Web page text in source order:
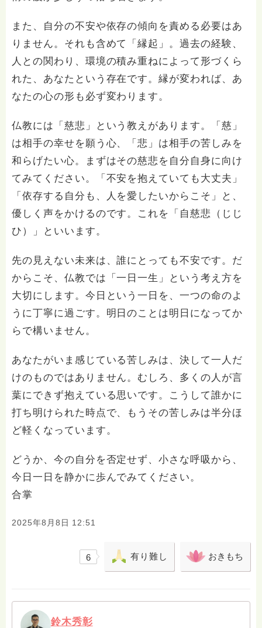
また、自分の不安や依存の傾向を責める必要はあ
りません。それも含めて「縁起」。過去の経験、
人との関わり、環境の積み重ねによって形づくら
れた、あなたという存在です。縁が変われば、あ
なたの心の形も必ず変わります。
仏教には「慈悲」という教えがあります。「慈」
は相手の幸せを願う心、「悲」は相手の苦しみを
和らげたい心。まずはその慈悲を自分自身に向け
てみてください。「不安を抱えていても大丈夫」
「依存する自分も、人を愛したいからこそ」と、
優しく声をかけるのです。これを「自慈悲（じじ
ひ）」といいます。
先の見えない未来は、誰にとっても不安です。だ
からこそ、仏教では「一日一生」という考え方を
大切にします。今日という一日を、一つの命のよ
うに丁寧に過ごす。明日のことは明日になってか
らで構いません。
あなたがいま感じている苦しみは、決して一人だ
けのものではありません。むしろ、多くの人が言
葉にできず抱えている思いです。こうして誰かに
打ち明けられた時点で、もうその苦しみは半分ほ
ど軽くなっています。
どうか、今の自分を否定せず、小さな呼吸から、
今日一日を静かに歩んでみてください。
合掌
2025年8月8日 12:51
6 有り難し おきもち
鈴木秀彰